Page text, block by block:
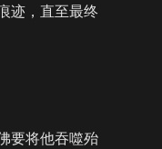
迹，直至最终
要将他吞噬殆